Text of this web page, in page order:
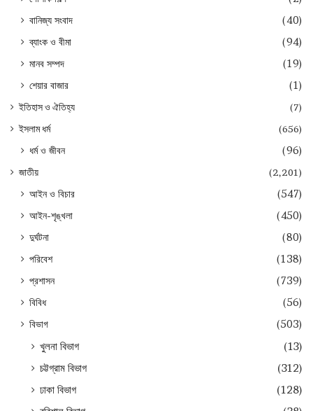
বানিজ্য সংবাদ
(40)
ব্যাংক ও বীমা
(94)
মানব সম্পদ
(19)
শেয়ার বাজার
(1)
ইতিহাস ও ঐতিহ্য
(7)
ইসলাম ধর্ম
(656)
ধর্ম ও জীবন (96)
জাতীয় (2,201)
আইন ও বিচার
(547)
আইন-শৃঙ্খলা
(450)
দুর্ঘটনা
(80)
পরিবেশ
(138)
প্রশাসন
(739)
বিবিধ
(56)
বিভাগ
(503)
খুলনা বিভাগ
(13)
চট্টগ্রাম বিভাগ
(312)
ঢাকা বিভাগ
(128)